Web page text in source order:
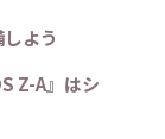
よう
Z-A』はシ